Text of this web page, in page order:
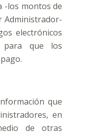
-los montos de
Administrador-
electrónicos
que los
que
en
de otras